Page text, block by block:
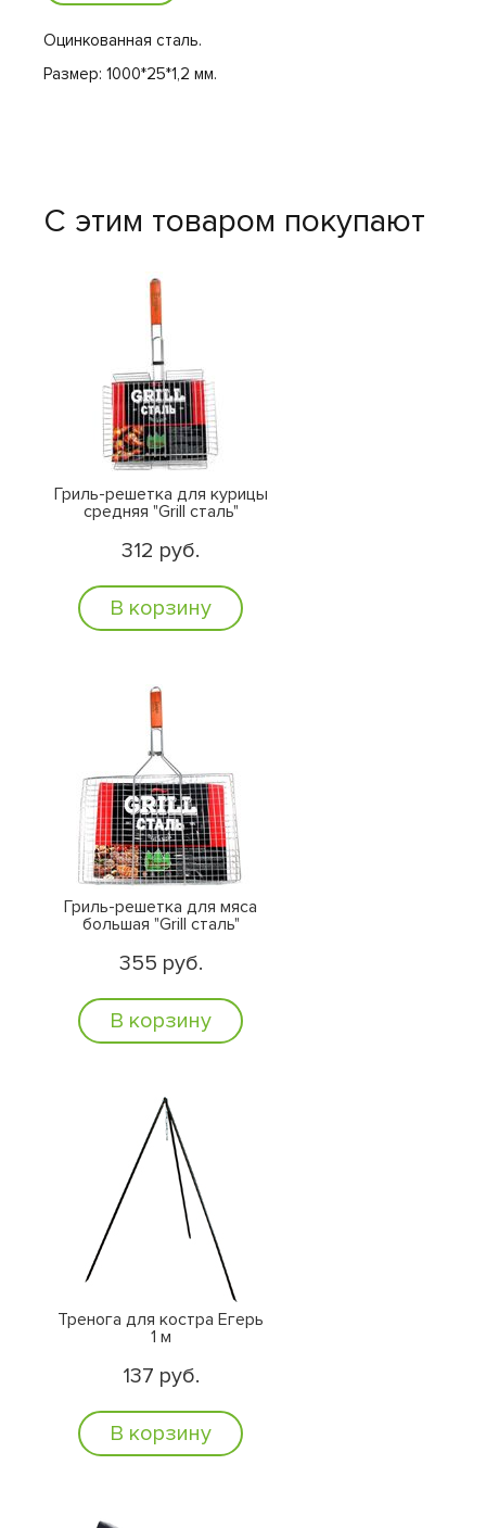
Оцинкованная сталь.
Размер: 1000*25*1,2 мм.
С этим товаром покупают
Гриль-решетка для курицы
средняя "Grill сталь"
312 руб.
В корзину
Гриль-решетка для мяса
большая "Grill сталь"
355 руб.
В корзину
Тренога для костра Егерь
1 м
137 руб.
В корзину